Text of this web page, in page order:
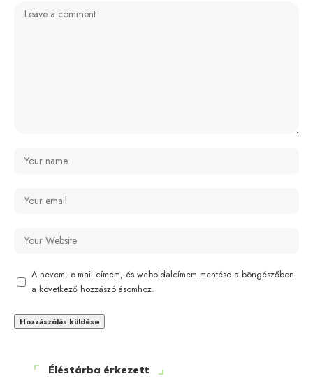
A nevem, e-mail címem, és weboldalcímem mentése a böngészőben
a következő hozzászólásomhoz.
Éléstárba érkezett